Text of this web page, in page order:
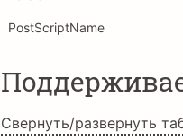
PostScriptName
Свернуть/развернуть